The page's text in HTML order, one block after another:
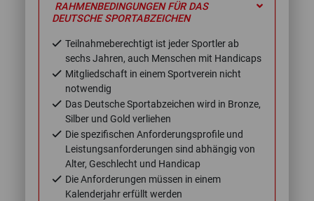
RAHMENBEDINGUNGEN FÜR DAS
DEUTSCHE SPORTABZEICHEN
Teilnahmeberechtigt ist jeder Sportler ab
sechs Jahren, auch Menschen mit Handicaps
Mitgliedschaft in einem Sportverein nicht
notwendig
Das Deutsche Sportabzeichen wird in Bronze,
Silber und Gold verliehen
Die spezifischen Anforderungsprofile und
Leistungsanforderungen sind abhängig von
Alter, Geschlecht und Handicap
Die Anforderungen müssen in einem
Kalenderjahr erfüllt werden